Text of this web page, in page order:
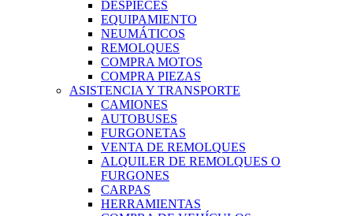
DESPIECES
EQUIPAMIENTO
NEUMÁTICOS
REMOLQUES
COMPRA MOTOS
COMPRA PIEZAS
ASISTENCIA Y TRANSPORTE
CAMIONES
AUTOBUSES
FURGONETAS
VENTA DE REMOLQUES
ALQUILER DE REMOLQUES O
FURGONES
CARPAS
HERRAMIENTAS